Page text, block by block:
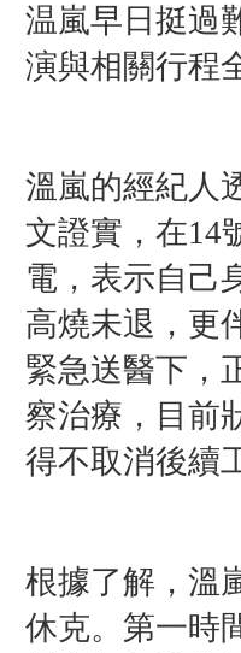
温嵐早日挺過
演與相關行程
溫嵐的經紀人
文證實，在14
電，表示自己
高燒未退，更
緊急送醫下，
察治療，目前
得不取消後續
根據了解，溫
休克。第一時